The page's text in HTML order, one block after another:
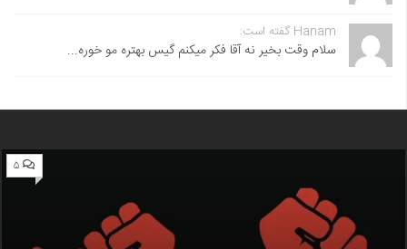
Hanam گفته است:
سلام وقت بخیر نه آقا فکر میکنم گیس بهتره مو خوره...
۵